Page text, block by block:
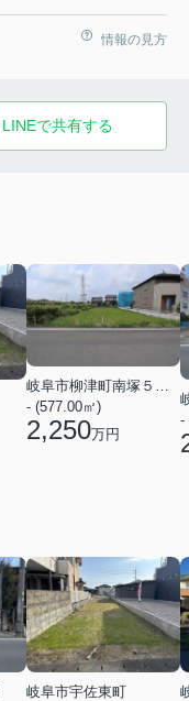
情報の見方
LINEで共有する
岐阜市柳津町南塚５丁目
- (577.00㎡)
2,250万円
-
岐阜市宇佐東町